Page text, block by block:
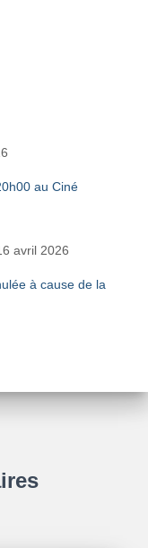
au Ciné
avril 2026
à cause de la